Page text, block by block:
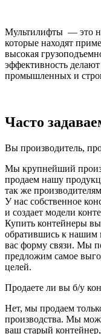
Мультилифты — это
которые находят
высокая
эффективность
промышленных и
Часто
Вы производитель,
Мы крупнейший
продаем нашу
так же
У нас собственное
и создает модели
Купить контейнеры
обратившись к нашим
вас форму связи. Мы
предложим самое
целей.
Продаете ли вы б/у
Нет, мы продаем
производства. Мы
ваш старый